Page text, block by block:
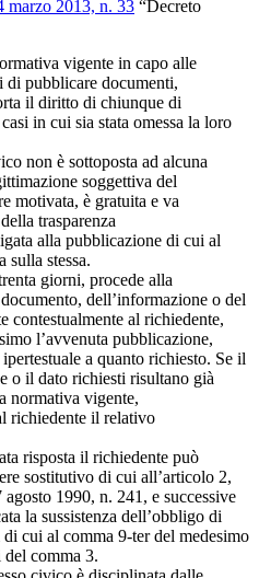
marzo 2013, n. 33 “Decreto
vigente in capo alle
pubblicare documenti,
il diritto di chiunque di
in cui sia stata omessa la loro
non è sottoposta ad alcuna
soggettiva del
motivata, è gratuita e va
trasparenza
alla pubblicazione di cui al
sulla stessa.
giorni, procede alla
dell’informazione o del
contestualmente al richiedente,
l’avvenuta pubblicazione,
a quanto richiesto. Se il
o il dato richiesti risultano già
normativa vigente,
richiedente il relativo
risposta il richiedente può
sostitutivo di cui all’articolo 2,
1990, n. 241, e successive
la sussistenza dell’obbligo di
cui al comma 9-ter del medesimo
comma 3.